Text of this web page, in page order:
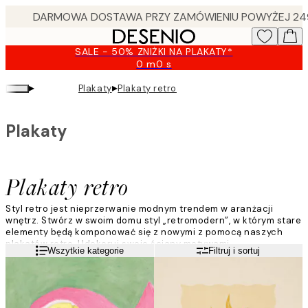
SALE - 50% ZNIŻKI NA PLAKATY*
0 m0 s
Ważny
2026-
▸ Plakaty▸Plakaty retro
Plakaty retro
Plakaty
Styl retro jest nieprzerwanie modnym trendem w aranżacji
wnętrz. Stwórz w swoim domu styl „retromodern”, w którym stare
elementy będą komponować się z nowymi z pomocą naszych
plakatów retro. Udekoruj swoje ściany motywami
przedstawiającymi kwiaty i rośliny, które pamiętamy z
dzieciństwa, ze szkolnych plansz, lub postaw na obrazy tchnące
atmosferą dawno minionych czasów.
Czytaj więcejWszytkie kategorie Filtruj i sortuj